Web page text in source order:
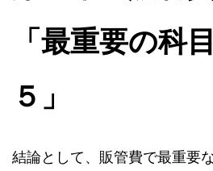
「最重要の科
５」
結論として、販管費で最重要